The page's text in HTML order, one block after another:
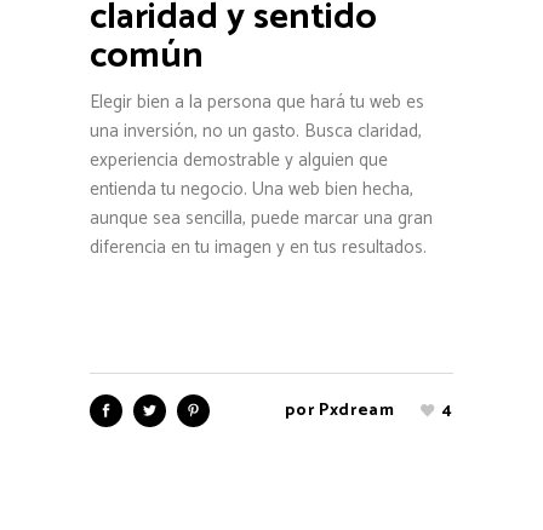
claridad y sentido
común
Elegir bien a la persona que hará tu web es
una inversión, no un gasto. Busca claridad,
experiencia demostrable y alguien que
entienda tu negocio. Una web bien hecha,
aunque sea sencilla, puede marcar una gran
diferencia en tu imagen y en tus resultados.
por Pxdream 4